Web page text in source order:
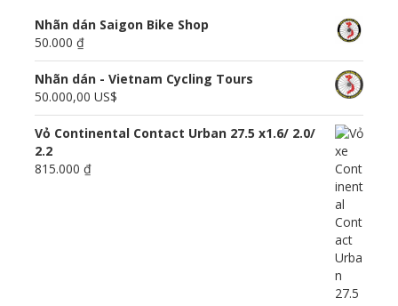
Nhãn dán Saigon Bike Shop
50.000 ₫
Nhãn dán - Vietnam Cycling Tours
50.000,00 US$
Vỏ Continental Contact Urban 27.5 x1.6/ 2.0/
2.2
815.000 ₫